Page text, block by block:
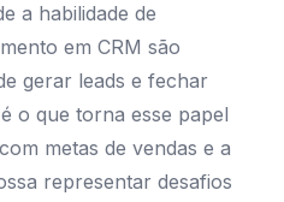
a habilidade de
em CRM são
gerar leads e fechar
o que torna esse papel
metas de vendas e a
representar desafios